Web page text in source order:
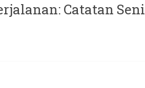
Catatan Seni